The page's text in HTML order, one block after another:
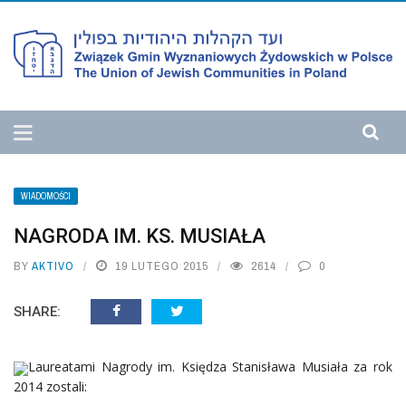
WIADOMOŚCI
NAGRODA IM. KS. MUSIAŁA
BY AKTIVO 19 LUTEGO 2015 2614 0
SHARE:
Laureatami Nagrody im. Księdza Stanisława Musiała za rok
2014 zostali: